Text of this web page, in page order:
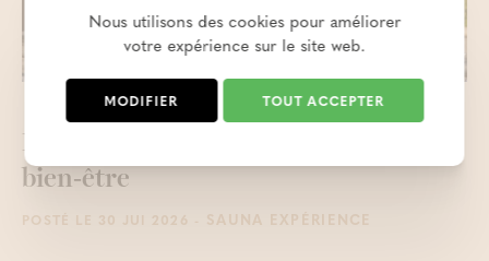
Profitez le 15/8 du sauna et du
bien‑être
POSTÉ LE 30 JUI 2026 - SAUNA EXPÉRIENCE
Nous utilisons des cookies pour améliorer
votre expérience sur le site web.
MODIFIER TOUT ACCEPTER